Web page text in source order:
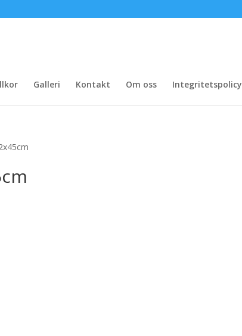
Galleri Kontakt Om oss Integritetspolicy